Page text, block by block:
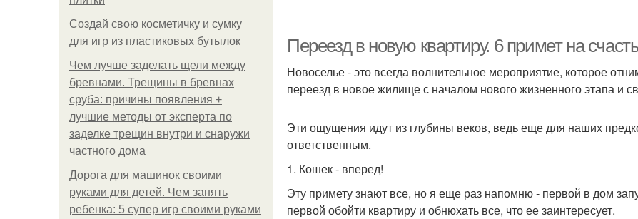
Создай свою косметичку и сумку
для игр из пластиковых бутылок
Чем лучше заделать щели между
бревнами. Трещины в бревнах
сруба: причины появления +
лучшие методы от эксперта по
заделке трещин внутри и снаружи
частного дома
Дорога для машинок своими
руками для детей. Чем занять
ребенка: 5 супер игр своими руками
Переезд в новую квартиру. 6 примет на
Новоселье - это всегда волнительное мероприятие, которое
переезд в новое жилище с началом нового жизненного этапа и
Эти ощущения идут из глубины веков, ведь еще для наших
ответственным.
1. Кошек - вперед!
Эту примету знают все, но я еще раз напомню - первой в дом
первой обойти квартиру и обнюхать все, что ее заинтересует.